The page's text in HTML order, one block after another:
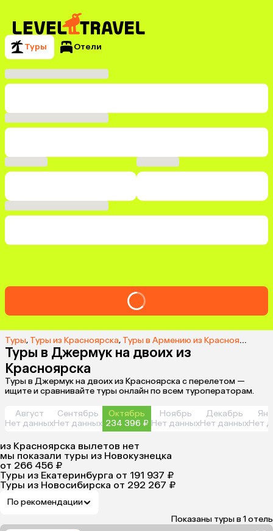
Туры Отели
Туры, Туры из Красноярска, Туры в Армению из Красноярска
Туры в Джермук на двоих из
Красноярска
Туры в Джермук на двоих из Красноярска с перелетом —
ищите и сравнивайте туры онлайн по всем туроператорам.
Август
Нет данных
Сентябрь
Нет данных
Октябрь
234 396 ₽
Ноябрь
Нет данных
Декабрь
Нет данныхНет
из Красноярска вылетов нет
мы показали туры из Новокузнецка
от 266 456 ₽
Туры из Екатеринбурга от 191 937 ₽
Туры из Новосибирска от 292 267 ₽
По рекомендации
Показаны туры в 1 отель